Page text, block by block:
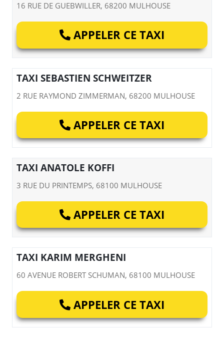
16 RUE DE GUEBWILLER, 68200 MULHOUSE
APPELER CE TAXI
TAXI SEBASTIEN SCHWEITZER
2 RUE RAYMOND ZIMMERMAN, 68200 MULHOUSE
APPELER CE TAXI
TAXI ANATOLE KOFFI
3 RUE DU PRINTEMPS, 68100 MULHOUSE
APPELER CE TAXI
TAXI KARIM MERGHENI
60 AVENUE ROBERT SCHUMAN, 68100 MULHOUSE
APPELER CE TAXI